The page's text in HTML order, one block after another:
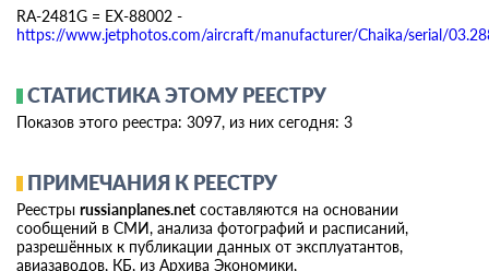
RA-2481G = EX-88002 -
https://www.jetphotos.com/aircraft/manufacturer/Chaika/serial/
СТАТИСТИКА ЭТОМУ РЕЕСТРУ
Показов этого реестра: 3097, из них сегодня: 3
ПРИМЕЧАНИЯ К РЕЕСТРУ
Реестры russianplanes.net составляются на основании
сообщений в СМИ, анализа фотографий и расписаний,
разрешённых к публикации данных от эксплуатантов,
авиазаводов, КБ, из Архива Экономики,